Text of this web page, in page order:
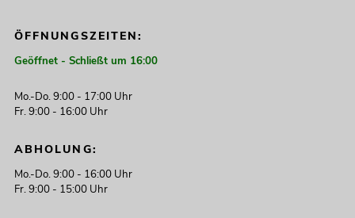
ÖFFNUNGSZEITEN:
Geöffnet - Schließt um 16:00
Mo.-Do. 9:00 - 17:00 Uhr
Fr. 9:00 - 16:00 Uhr
ABHOLUNG:
Mo.-Do. 9:00 - 16:00 Uhr
Fr. 9:00 - 15:00 Uhr